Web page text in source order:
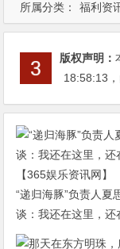
所属分类： 福利资
版权声明：
18:58:13
“递归海豚”负责人夏
谈：我还在这里，还
【365娱乐资讯网】